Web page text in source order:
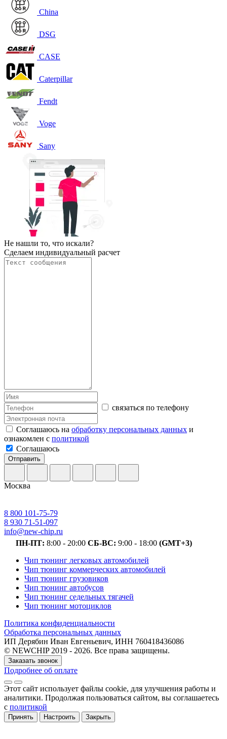
China
DSG
CASE
Caterpillar
Fendt
Voge
Sany
Не нашли то, что искали?
Сделаем индивидуальный расчет
связаться по телефону
Соглашаюсь на обработку персональных данных и
ознакомлен с политикой
Соглашаюсь
Отправить
Москва
8 800 101-75-79
8 930 71-51-097
info@new-chip.ru
ПН-ПТ: 8:00 - 20:00 СБ-ВС: 9:00 - 18:00 (GMT+3)
Чип тюнинг легковых автомобилей
Чип тюнинг коммерческих автомобилей
Чип тюнинг грузовиков
Чип тюнинг автобусов
Чип тюнинг седельных тягачей
Чип тюнинг мотоциклов
Политика конфиденциальности
Обработка персональных данных
ИП Дерябин Иван Евгеньевич, ИНН 760418436086
© NEWCHIP 2019 - 2026. Все права защищены.
Заказать звонок
Подробнее об оплате
Этот сайт использует файлы cookie, для улучшения работы и
аналитики. Продолжая пользоваться сайтом, вы соглашаетесь
с политикой
Принять Настроить Закрыть